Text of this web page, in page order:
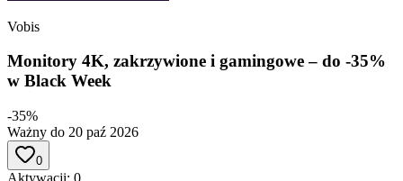
Vobis
Monitory 4K, zakrzywione i gamingowe – do -35%
w Black Week
-35%
Ważny do 20 paź 2026
0